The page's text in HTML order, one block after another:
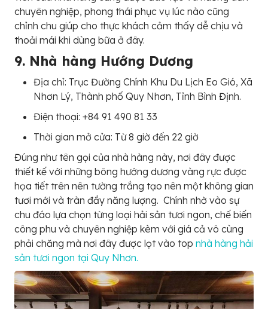
chuyên nghiệp, phong thái phục vụ lúc nào cũng
chỉnh chu giúp cho thực khách cảm thấy dễ chịu và
thoải mái khi dùng bữa ở đây.
9. Nhà hàng Hướng Dương
Địa chỉ: Trục Đường Chính Khu Du Lịch Eo Gió, Xã
Nhơn Lý, Thành phố Quy Nhơn, Tỉnh Bình Định.
Điện thoại: +84 91 490 81 33
Thời gian mở cửa: Từ 8 giờ đến 22 giờ
Đúng như tên gọi của nhà hàng này, nơi đây được
thiết kế với những bông hướng dương vàng rực được
họa tiết trên nên tường trắng tạo nên một không gian
tươi mới và tràn đầy năng lượng. Chính nhờ vào sự
chu đáo lựa chọn từng loại hải sản tươi ngon, chế biến
công phu và chuyên nghiệp kèm với giá cả vô cùng
phải chăng mà nơi đây được lọt vào top nhà hàng hải
sản tươi ngon tại Quy Nhơn.